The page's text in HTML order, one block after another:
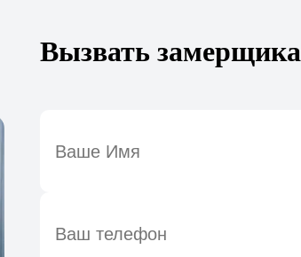
Вызвать замерщика